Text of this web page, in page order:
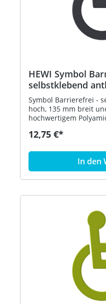
HEWI Symbol
selbstklebend
Symbol Barrierefrei -
hoch, 135 mm breit
hochwertigem
12,75 €*
In den